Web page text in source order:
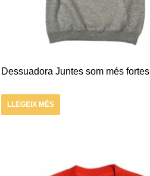
Dessuadora Juntes som més fortes
LLEGEIX MÉS